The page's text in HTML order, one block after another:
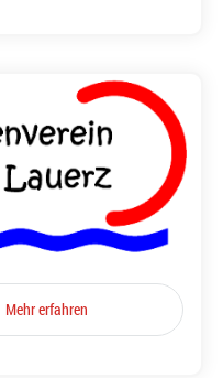
Mehr erfahren